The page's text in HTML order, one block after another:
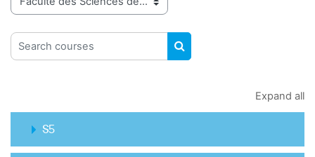
Course categories
Search courses
SEARCH COURSES
Expand all
S5